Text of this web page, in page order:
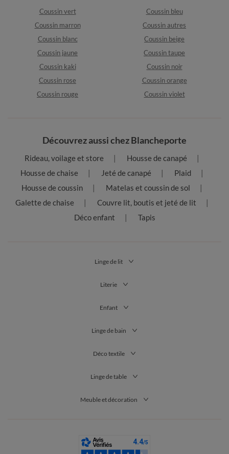
Coussin vert
Coussin bleu
Coussin marron
Coussin autres
Coussin blanc
Coussin beige
Coussin jaune
Coussin taupe
Coussin kaki
Coussin noir
Coussin rose
Coussin orange
Coussin rouge
Coussin violet
Découvrez aussi chez Blancheporte
Rideau, voilage et store
Housse de canapé
Housse de chaise
Jeté de canapé
Plaid
Housse de coussin
Matelas et coussin de sol
Galette de chaise
Couvre lit, boutis et jeté de lit
Déco enfant
Tapis
Linge de lit
Literie
Enfant
Linge de bain
Déco textile
Linge de table
Meuble et décoration